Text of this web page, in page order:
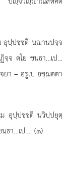
อุปฺปชฺชติ นฌานปจฺจ
จ ตโย ขนฺธา…เป…
ยา – อรูเป อชฺฌตฺตา
อุปฺปชฺชติ นวิปฺปยุตฺ
ธา…เป…. (๑)